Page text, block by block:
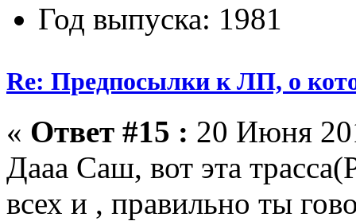
Год выпуска: 1981
Re: Предпосылки к ЛП, о
« Ответ #15 : 20 Июня
Дааа Саш, вот эта
всех и , правильно ты